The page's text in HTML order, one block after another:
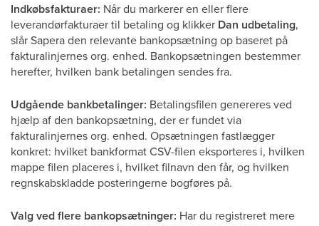
Indkøbsfakturaer: Når du markerer en eller flere
leverandørfakturaer til betaling og klikker Dan udbetaling,
slår Sapera den relevante bankopsætning op baseret på
fakturalinjernes org. enhed. Bankopsætningen bestemmer
herefter, hvilken bank betalingen sendes fra.
Udgående bankbetalinger: Betalingsfilen genereres ved
hjælp af den bankopsætning, der er fundet via
fakturalinjernes org. enhed. Opsætningen fastlægger
konkret: hvilket bankformat CSV-filen eksporteres i, hvilken
mappe filen placeres i, hvilket filnavn den får, og hvilken
regnskabskladde posteringerne bogføres på.
Valg ved flere bankopsætninger: Har du registreret mere